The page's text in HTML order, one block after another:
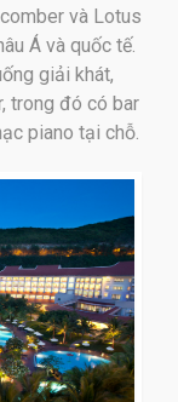
và Lotus
Á và quốc tế.
giải khát,
trong đó có bar
piano tại chỗ.